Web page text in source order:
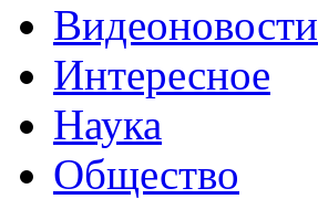
Видеоновости
Интересное
Наука
Общество